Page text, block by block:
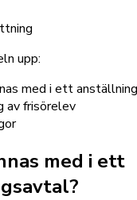
upp:
med i ett
av frisörelev
med i ett